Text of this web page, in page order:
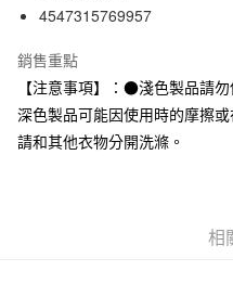
臺灣中小企業銀行
匯豐（台灣）商業銀行
聯邦商業銀行
元大商業銀行
玉山商業銀行
台新國際商業銀行
Apple Pay
街口支付
悠遊付
運送方式
4547315769957
銷售重點
【注意事項】：●淺色製品請
深色製品可能因使用時的摩擦
請和其他衣物分開洗滌。
相